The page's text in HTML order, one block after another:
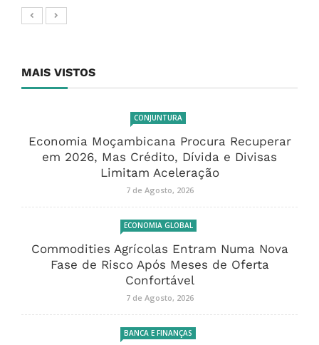
MAIS VISTOS
CONJUNTURA
Economia Moçambicana Procura Recuperar
em 2026, Mas Crédito, Dívida e Divisas
Limitam Aceleração
7 de Agosto, 2026
ECONOMIA GLOBAL
Commodities Agrícolas Entram Numa Nova
Fase de Risco Após Meses de Oferta
Confortável
7 de Agosto, 2026
BANCA E FINANÇAS